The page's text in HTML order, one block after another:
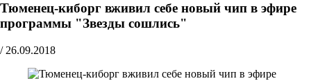
Тюменец-киборг вживил себе новый чип в эфире
программы "Звезды сошлись"
/ 26.09.2018